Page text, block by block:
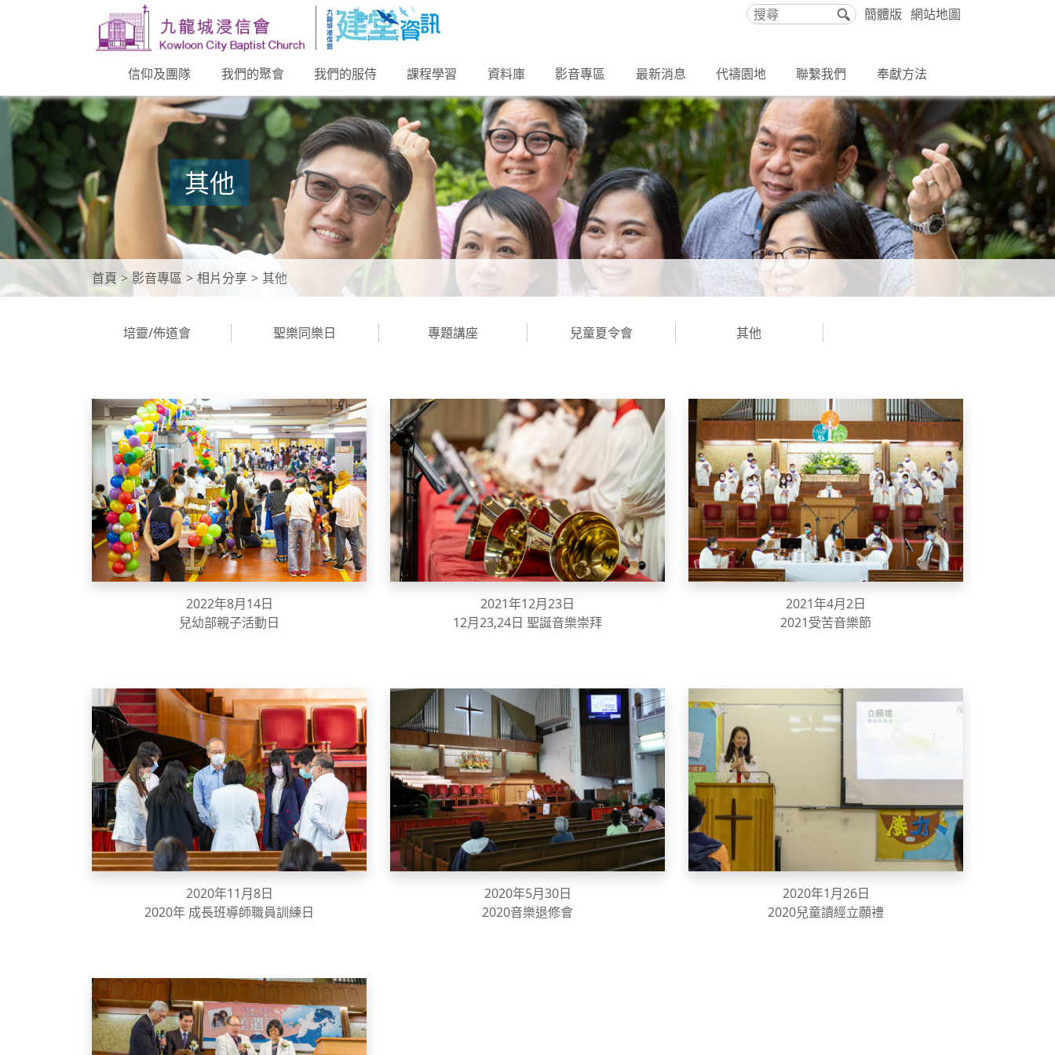
搜 簡體版 網站地圖
信仰及團隊 我們的聚會 我們的服侍 課程學習 資料庫 影音專區 最新消息 代禱園地 聯繫我們 奉獻方法
其他
首頁 影音專區 相片分享 其他
培靈/佈道會 聖樂同樂日 專題講座 兒童夏令會 其他
2022年8月14日
兒幼部親子活動日
2021年12月23日
12月23,24日 聖誕音樂崇拜
2021年4月2日
2021受苦音樂節
2020年11月8日
2020年 成長班導師職員訓練日
2020年5月30日
2020音樂退修會
2020年1月26日
2020兒童讀經立願禮